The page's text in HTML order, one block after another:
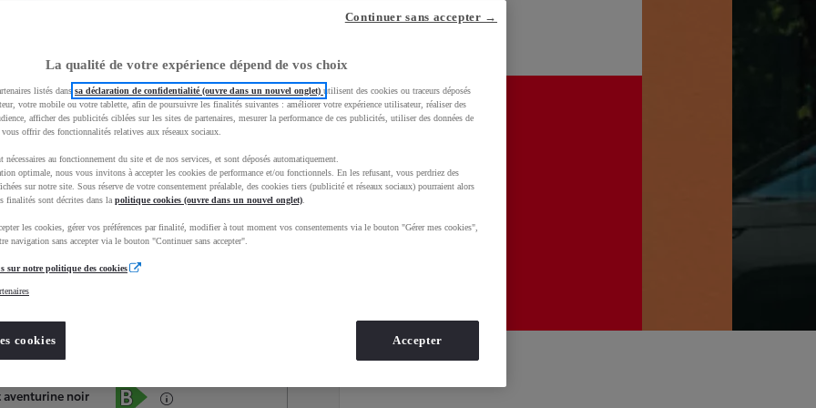
Services Concession
Occasions
aventurine noir
La qualité de votre expérience dépend de vos choix
listés dans sa déclaration de confidentialité (ouvre dans un nouvel onglet) utilisent des cookies ou traceurs déposés
votre mobile ou votre tablette, afin de poursuivre les finalités suivantes : améliorer votre expérience utilisateur, réaliser des
afficher des publicités ciblées sur les sites de partenaires, mesurer la performance de ces publicités, utiliser des données de
offrir des fonctionnalités relatives aux réseaux sociaux.
nécessaires au fonctionnement du site et de nos services, et sont déposés automatiquement.
optimale, nous vous invitons à accepter les cookies de performance et/ou fonctionnels. En les refusant, vous perdriez des
sur notre site. Sous réserve de votre consentement préalable, des cookies tiers (publicité et réseaux sociaux) pourraient alors
finalités sont décrites dans la politique cookies (ouvre dans un nouvel onglet)
les cookies, gérer vos préférences par finalité, modifier à tout moment vos consentements via le bouton "Gérer mes cookies",
navigation sans accepter via le bouton "Continuer sans accepter".
sur notre politique des cookies
cookies
Continuer sans accepter →
Accepter